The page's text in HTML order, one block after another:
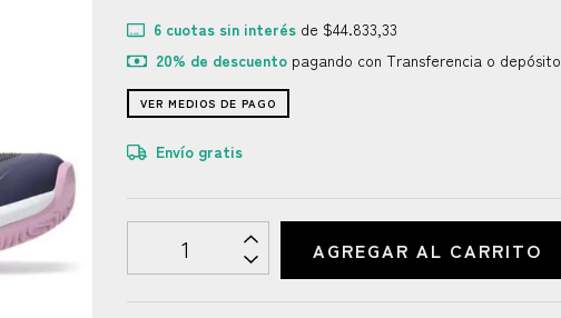
6cuotas sin interésde $44.833,33
20% de descuentopagando con Transferencia o depósito
VER MEDIOS DE PAGO
Envío gratis